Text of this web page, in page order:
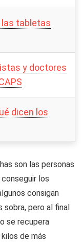
tabletas
y doctores
dicen los
son las personas
los
consigan
sobra, pero al final
se recupera
de más